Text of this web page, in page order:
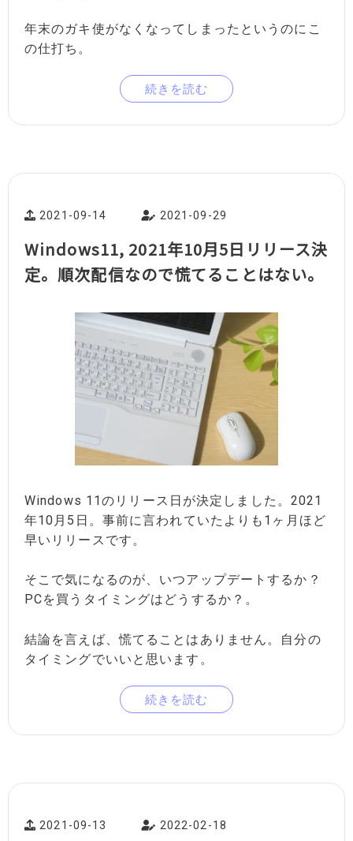
年末のガキ使がなくなってしまったというのにこ
の仕打ち。
続きを読む
2021-09-14 2021-09-29
Windows11, 2021年10月5日リリース決
定。順次配信なので慌てることはない。
Windows 11のリリース日が決定しました。2021
年10月5日。事前に言われていたよりも1ヶ月ほど
早いリリースです。
そこで気になるのが、いつアップデートするか？
PCを買うタイミングはどうするか？。
結論を言えば、慌てることはありません。自分の
タイミングでいいと思います。
続きを読む
2021-09-13 2022-02-18